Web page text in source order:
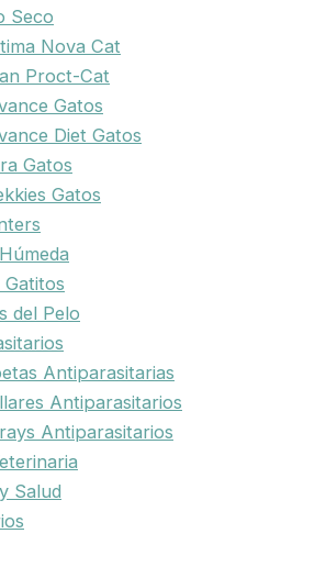
Seco
Nova Cat
Proct-Cat
Gatos
Diet Gatos
Gatos
Gatos
Gatitos
del Pelo
Antiparasitarias
Antiparasitarios
Antiparasitarios
Salud